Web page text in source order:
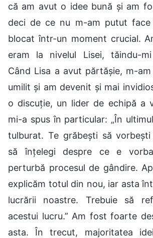
că am avut o idee bună și am
deci de ce nu m-am putut face
blocat într-un moment crucial.
eram la nivelul Lisei, tăindu-
Când Lisa a avut părtășie, m-
umilit și am devenit și mai
o discuție, un lider de echipă a
mi-a spus în particular: „În
tulburat. Te grăbești să
să înțelegi despre ce e
perturbă procesul de gândire.
explicăm totul din nou, iar asta
lucrării noastre. Trebuie să
acestui lucru.” Am fost foarte
asta. În trecut, majoritatea